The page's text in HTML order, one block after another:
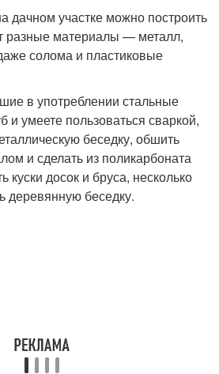
дачном участке можно построить
разные материалы — металл,
солома и пластиковые
в употреблении стальные
и умеете пользоваться сваркой,
беседку, обшить
и сделать из поликарбоната
куски досок и бруса, несколько
деревянную беседку.